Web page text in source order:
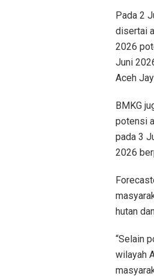
Pada 2
disertai
2026
Juni
Aceh
BMKG
potensi
pada 3
2026
hutan
“Selain
wilayah